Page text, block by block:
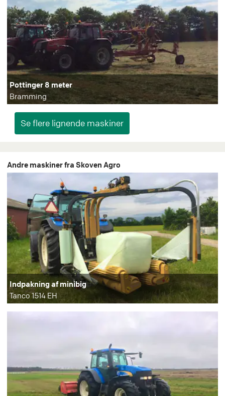
Pottinger 8 meter
Bramming
Andre maskiner fra Skoven Agro
Indpakning af minibig
Tanco 1514 EH